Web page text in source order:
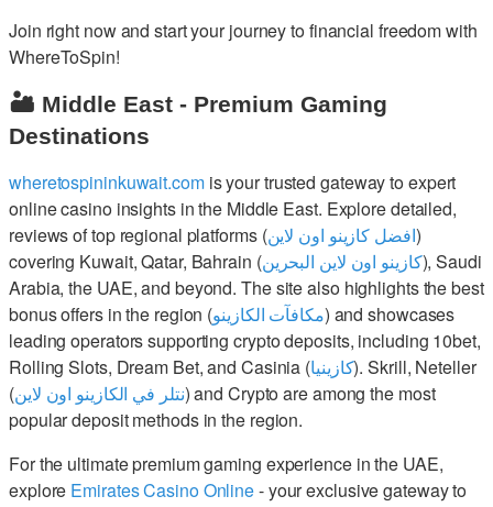
Join right now and start your journey to financial freedom with
WhereToSpin!
🏜️ Middle East - Premium Gaming
Destinations
wheretospininkuwait.comis your trusted gateway to expert
online casino insights in the Middle East. Explore detailed,
reviews of top regional platforms (افضل كازينو اون لاين)
covering Kuwait, Qatar, Bahrain (كازينو اون لاين البحرين), Saudi
Arabia, the UAE, and beyond. The site also highlights the best
bonus offers in the region (مكافآت الكازينو) and showcases
leading operators supporting crypto deposits, including 10bet,
Rolling Slots, Dream Bet, and Casinia (كازينيا). Skrill, Neteller
(نتلر في الكازينو اون لاين) and Crypto are among the most
popular deposit methods in the region.
For the ultimate premium gaming experience in the UAE,
explore Emirates Casino Online- your exclusive gateway to